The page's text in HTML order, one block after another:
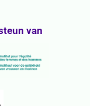
van